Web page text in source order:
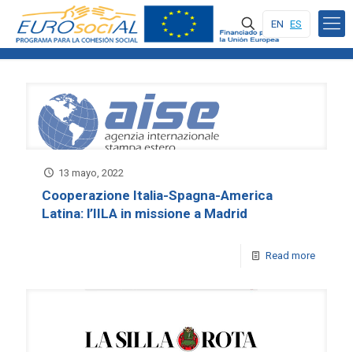
EN ES
13 mayo, 2022
Cooperazione Italia-Spagna-America
Latina: l’IILA in missione a Madrid
Read more